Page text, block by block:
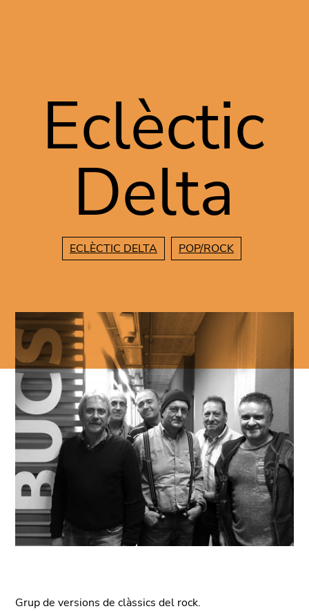
Eclèctic
Delta
ECLÈCTIC DELTA POP/ROCK
Grup de versions de clàssics del rock.